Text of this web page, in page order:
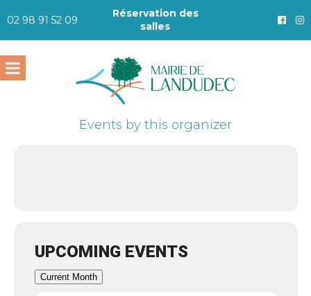
02 98 91 52 09
Réservation des
salles
Events by this organizer
UPCOMING EVENTS
Current Month